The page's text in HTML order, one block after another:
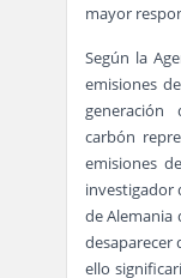
mayor
Según la
emisiones
generación
carbón
emisiones
investigador
de Alemania
desaparecer
ello